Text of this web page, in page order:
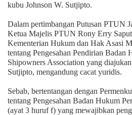
kubu Johnson W. Sutjipto.
Dalam pertimbangan Putusan PTUN
Ketua Majelis PTUN Rony Erry
Kementerian Hukum dan Hak Asasi
tentang Pengesahan Pendirian Badan
Shipowners Association yang
Sutjipto, mengandung cacat yuridis.
Sebab, bertentangan dengan
tentang Pengesahan Badan Hukum
(ayat 3 huruf f) yang mewajibkan